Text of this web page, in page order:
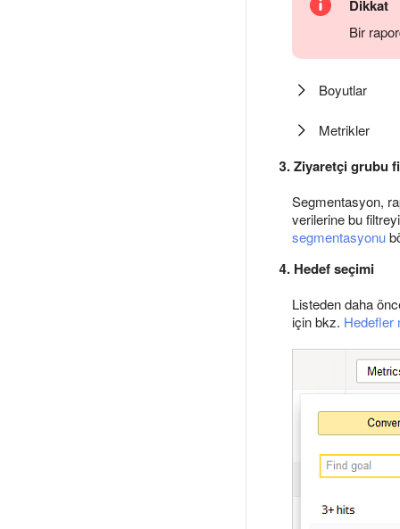
Dikkat
Bir
Boyutlar
Metrikler
3. Ziyaretçi grubu
Segmentasyon,
verilerine bu
segmentasyonu
4. Hedef seçimi
Listeden daha
için bkz. Hedefler